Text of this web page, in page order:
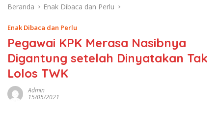
Beranda Enak Dibaca dan Perlu
Enak Dibaca dan Perlu
Pegawai KPK Merasa Nasibnya
Digantung setelah Dinyatakan Tak
Lolos TWK
Admin
15/05/2021